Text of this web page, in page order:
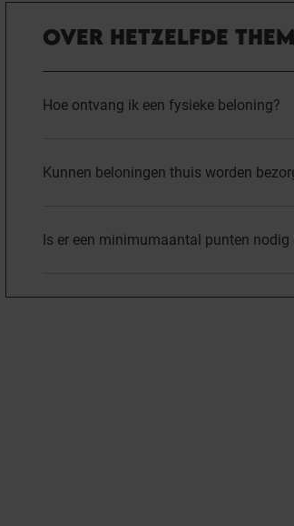
OVER HETZELFDE
Hoe ontvang ik een fysieke beloning?
Kunnen beloningen thuis worden
Is er een minimumaantal punten